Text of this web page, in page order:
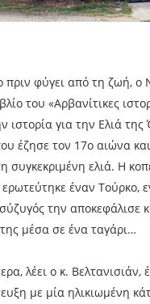
πριν φύγει από τη ζωή, ο
του «Αρβανίτικες
ιστορία για την Ελιά
έζησε τον 17ο αιώνα
συγκεκριμένη ελιά. Η
ερωτεύτηκε έναν Τούρκο,
την αποκεφάλισε
μέσα σε ένα ταγάρι…
λέει ο κ. Βελτανισιάν,
με μία ηλικιωμένη